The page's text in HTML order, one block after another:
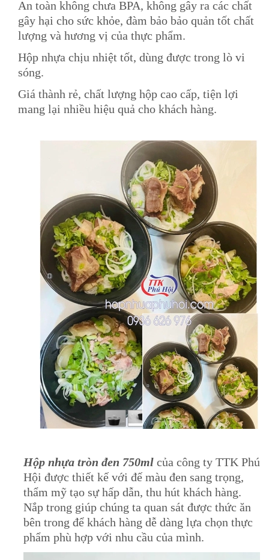
An toàn không chưa BPA, không gây ra các chất
gây hại cho sức khỏe, đàm bảo bảo quản tốt chất
lượng và hương vị của thực phẩm.
Hộp nhựa chịu nhiệt tốt, dùng được trong lò vi
sóng.
Giá thành rẻ, chất lượng hộp cao cấp, tiện lợi
mang lại nhiều hiệu quả cho khách hàng.
Hộp nhựa tròn đen 750ml của công ty TTK Phú
Hội được thiết kế với đế màu đen sang trọng,
thẩm mỹ tạo sự hấp dẫn, thu hút khách hàng.
Nắp trong giúp chúng ta quan sát được thức ăn
bên trong để khách hàng dễ dàng lựa chọn thực
phẩm phù hợp với nhu cầu của mình.